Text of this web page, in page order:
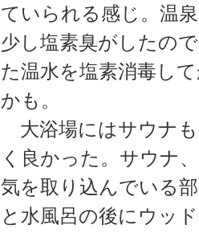
ていられる感じ。温
少し塩素臭がしたの
た温水を塩素消毒し
かも。
大浴場にはサウナ
く良かった。サウナ
気を取り込んでいる
と水風呂の後にウッ